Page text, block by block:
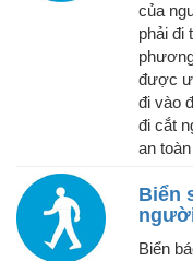
của
phải đi
được
đi vào
đi cắt
an
Biển
Biển